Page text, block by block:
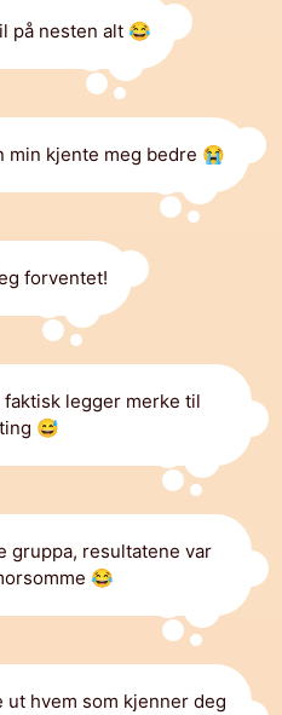
på nesten alt 😂
min kjente meg bedre 😭
forventet!
faktisk legger merke til
😅
gruppa, resultatene var
😂
ut hvem som kjenner deg